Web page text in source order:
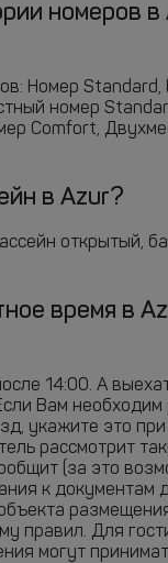
номеров в
Номер Standard,
номер
Comfort,
в Azur?
открытый,
время в
14:00. А
Вам необходим
укажите это при
рассмотрит
(за это
к документам
правил. Для
могут